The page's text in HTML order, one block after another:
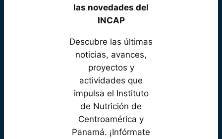
las novedades del
INCAP
Descubre las últimas
noticias, avances,
proyectos y
actividades que
impulsa el Instituto
de Nutrición de
Centroamérica y
Panamá. ¡Infórmate